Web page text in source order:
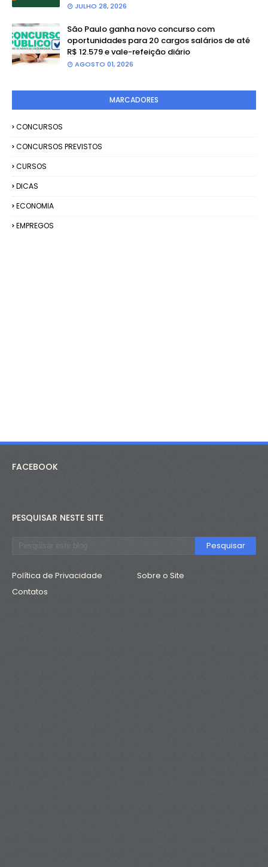
JULHO 28, 2026
São Paulo ganha novo concurso com
oportunidades para 20 cargos salários de até
R$ 12.579 e vale-refeição diário
AGOSTO 01, 2026
MARCADORES
CONCURSOS
CONCURSOS PREVISTOS
CURSOS
DICAS
ECONOMIA
EMPREGOS
FACEBOOK
PESQUISAR NESTE SITE
Política de Privacidade
Sobre o Site
Contatos